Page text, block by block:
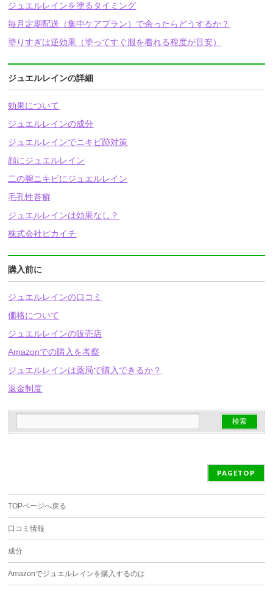
ジュエルレインを塗るタイミング
毎月定期配送（集中ケアプラン）で余ったらどうするか？
塗りすぎは逆効果（塗ってすぐ服を着れる程度が目安）
ジュエルレインの詳細
効果について
ジュエルレインの成分
ジュエルレインでニキビ跡対策
顔にジュエルレイン
二の腕ニキビにジュエルレイン
毛孔性苔癬
ジュエルレインは効果なし？
株式会社ピカイチ
購入前に
ジュエルレインの口コミ
価格について
ジュエルレインの販売店
Amazonでの購入を考察
ジュエルレインは薬局で購入できるか？
返金制度
PAGETOP
TOPページへ戻る
口コミ情報
成分
Amazonでジュエルレインを購入するのは